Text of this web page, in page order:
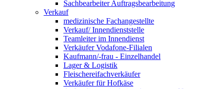
Sachbearbeiter Auftragsbearbeitung
Verkauf
medizinische Fachangestellte
Verkauf/ Innendienststelle
Teamleiter im Innendienst
Verkäufer Vodafone-Filialen
Kaufmann/-frau - Einzelhandel
Lager & Logistik
Fleischereifachverkäufer
Verkäufer für Hofkäse